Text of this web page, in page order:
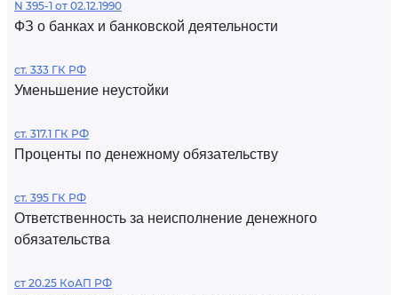
N 395-1 от 02.12.1990
ФЗ о банках и банковской деятельности
ст. 333 ГК РФ
Уменьшение неустойки
ст. 317.1 ГК РФ
Проценты по денежному обязательству
ст. 395 ГК РФ
Ответственность за неисполнение денежного
обязательства
ст 20.25 КоАП РФ